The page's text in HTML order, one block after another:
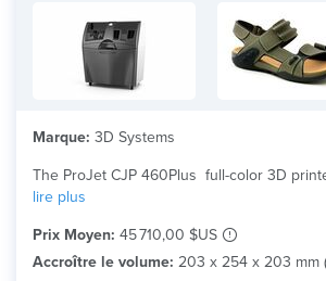
Marque: 3D Systems
The ProJet CJP 460Plus full-color 3D
lire plus
Prix Moyen: 45 710,00 $US
Accroître le volume: 203 x 254 x 203 mm